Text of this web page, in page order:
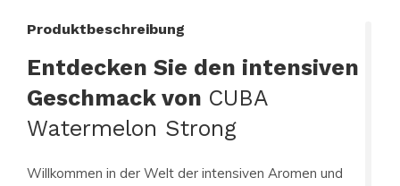
Produktbeschreibung
Entdecken Sie den intensiven
Geschmack von CUBA
Watermelon Strong
Willkommen in der Welt der intensiven Aromen und